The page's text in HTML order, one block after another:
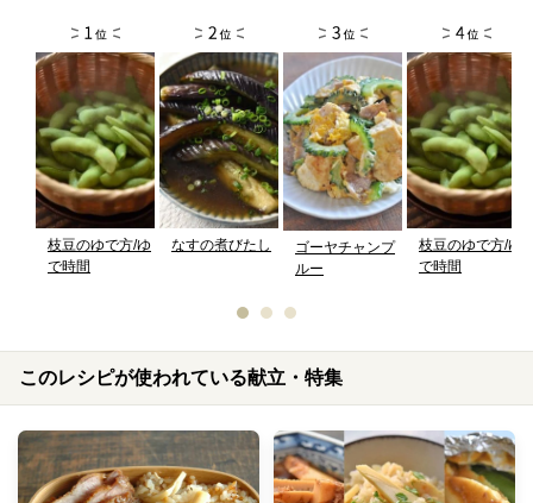
枝豆のゆで方/ゆ
で時間
なすの煮びたし
ゴーヤチャンプ
ルー
枝豆のゆで方/ゆ
で時間
このレシピが使われている献立・特集